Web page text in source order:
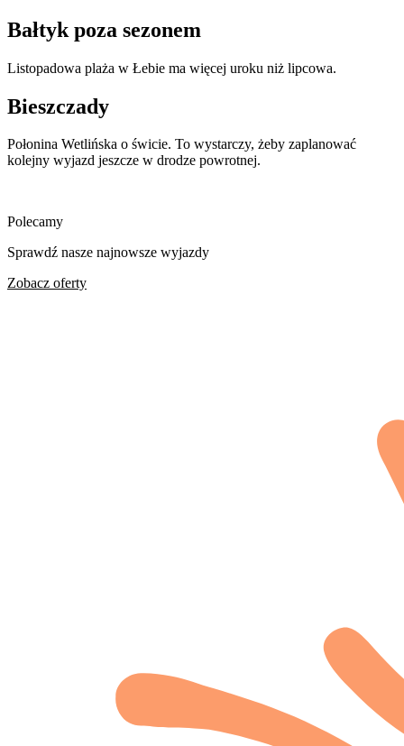
Bałtyk poza sezonem
Listopadowa plaża w Łebie ma więcej uroku niż lipcowa.
Bieszczady
Połonina Wetlińska o świcie. To wystarczy, żeby zaplanować
kolejny wyjazd jeszcze w drodze powrotnej.
Polecamy
Sprawdź nasze najnowsze wyjazdy
Zobacz oferty